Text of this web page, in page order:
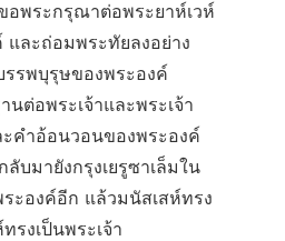
อพระกรุณาต่อพระยาห์เวห์
และถ่อมพระทัยลงอย่าง
รรพบุรุษของพระองค์
ต่อพระเจ้าและพระเจ้า
คำอ้อนวอนของพระองค์
บมายังกรุงเยรูซาเล็มใน
ะองค์อีก แล้วมนัสเสห์ทรง
รงเป็นพระเจ้า